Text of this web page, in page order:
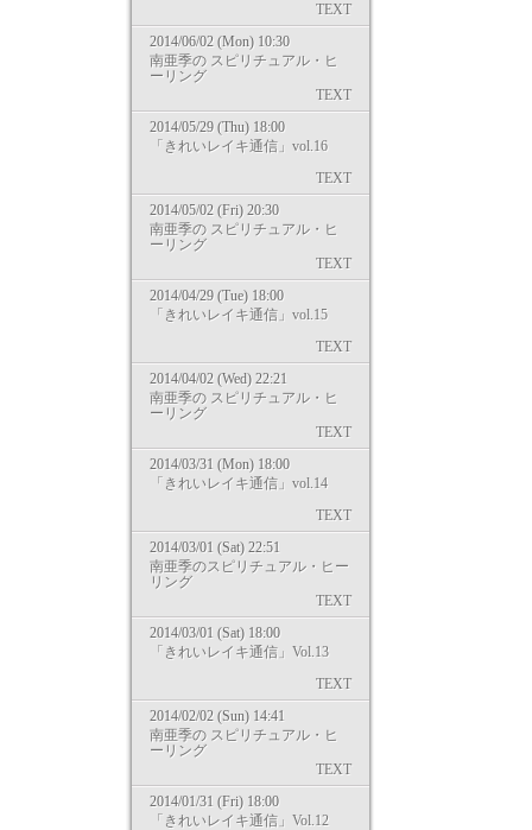
TEXT
2014/06/02 (Mon) 10:30
南亜季の スピリチュアル・ヒ
ーリング
TEXT
2014/05/29 (Thu) 18:00
「きれいレイキ通信」vol.16
TEXT
2014/05/02 (Fri) 20:30
南亜季の スピリチュアル・ヒ
ーリング
TEXT
2014/04/29 (Tue) 18:00
「きれいレイキ通信」vol.15
TEXT
2014/04/02 (Wed) 22:21
南亜季の スピリチュアル・ヒ
ーリング
TEXT
2014/03/31 (Mon) 18:00
「きれいレイキ通信」vol.14
TEXT
2014/03/01 (Sat) 22:51
南亜季のスピリチュアル・ヒー
リング
TEXT
2014/03/01 (Sat) 18:00
「きれいレイキ通信」Vol.13
TEXT
2014/02/02 (Sun) 14:41
南亜季の スピリチュアル・ヒ
ーリング
TEXT
2014/01/31 (Fri) 18:00
「きれいレイキ通信」Vol.12